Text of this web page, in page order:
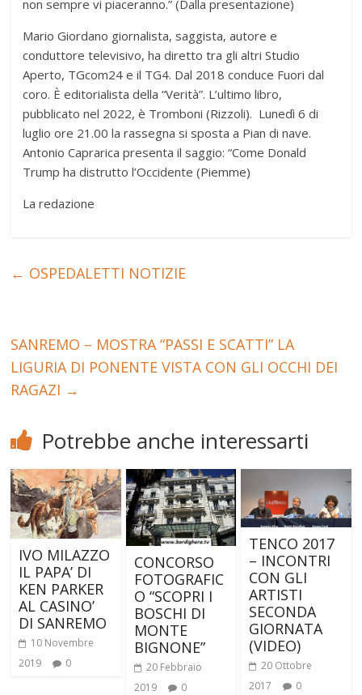
non sempre vi piaceranno.” (Dalla presentazione)
Mario Giordano giornalista, saggista, autore e
conduttore televisivo, ha diretto tra gli altri Studio
Aperto, TGcom24 e il TG4. Dal 2018 conduce Fuori dal
coro. È editorialista della “Verità”. L’ultimo libro,
pubblicato nel 2022, è Tromboni (Rizzoli). Lunedì 6 di
luglio ore 21.00 la rassegna si sposta a Pian di nave.
Antonio Caprarica presenta il saggio: “Come Donald
Trump ha distrutto l’Occidente (Piemme)
La redazione
← OSPEDALETTI NOTIZIE
SANREMO – MOSTRA “PASSI E SCATTI” LA
LIGURIA DI PONENTE VISTA CON GLI OCCHI DEI
RAGAZI →
Potrebbe anche interessarti
IVO MILAZZO
IL PAPA’ DI
KEN PARKER
AL CASINO’
DI SANREMO
10 Novembre
2019
0
CONCORSO
FOTOGRAFIC
O “SCOPRI I
BOSCHI DI
MONTE
BIGNONE”
20 Febbraio
2019
0
TENCO 2017
– INCONTRI
CON GLI
ARTISTI
SECONDA
GIORNATA
(VIDEO)
20 Ottobre
2017
0